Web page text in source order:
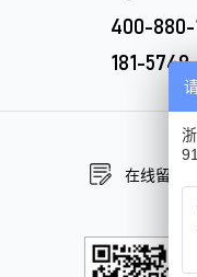
400-880-
181-
在线留言